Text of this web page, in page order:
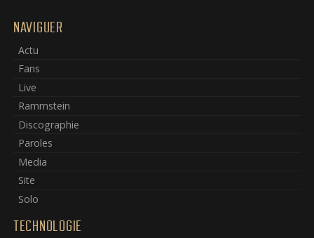
NAVIGUER
Actu
Fans
Live
Rammstein
Discographie
Paroles
Media
Site
Solo
TECHNOLOGIE